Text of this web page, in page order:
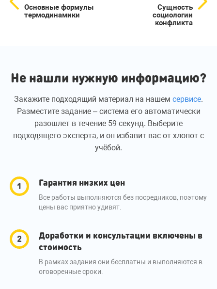
Основные формулы
термодинамики
Сущность
социологии
конфликта
Не нашли нужную информацию?
Закажите подходящий материал на нашем сервисе.
Разместите задание – система его автоматически
разошлет в течение 59 секунд. Выберите
подходящего эксперта, и он избавит вас от хлопот с
учёбой.
Гарантия низких цен
Все работы выполняются без посредников, поэтому
цены вас приятно удивят.
Доработки и консультации включены в
стоимость
В рамках задания они бесплатны и выполняются в
оговоренные сроки.